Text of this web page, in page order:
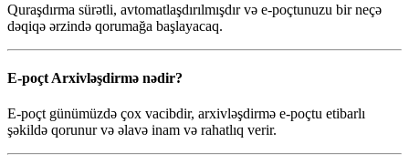
Quraşdırma sürətli, avtomatlaşdırılmışdır və e-poçtunuzu bir neçə
dəqiqə ərzində qorumağa başlayacaq.
E-poçt Arxivləşdirmə nədir?
E-poçt günümüzdə çox vacibdir, arxivləşdirmə e-poçtu etibarlı
şəkildə qorunur və əlavə inam və rahatlıq verir.